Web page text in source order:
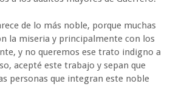
de lo más noble, porque muchas
la miseria y principalmente con los
y no queremos ese trato indigno a
acepté este trabajo y sepan que
personas que integran este noble